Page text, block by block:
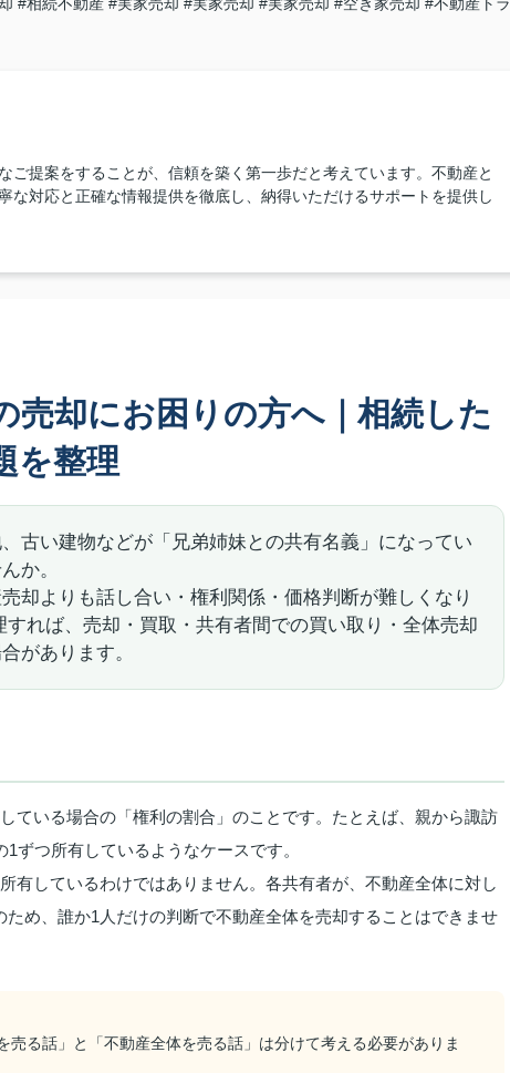
ご提案をすることが、信頼を築く第一歩だと考えています。不動産と
な対応と正確な情報提供を徹底し、納得いただけるサポートを提供し
売却にお困りの方へ｜相続した
を整理
古い建物などが「兄弟姉妹との共有名義」になってい
か。
却よりも話し合い・権利関係・価格判断が難しくなり
れば、売却・買取・共有者間での買い取り・全体売却
があります。
ている場合の「権利の割合」のことです。たとえば、親から諏訪
ずつ所有しているようなケースです。
有しているわけではありません。各共有者が、不動産全体に対し
め、誰か1人だけの判断で不動産全体を売却することはできませ
る話」と「不動産全体を売る話」は分けて考える必要がありま